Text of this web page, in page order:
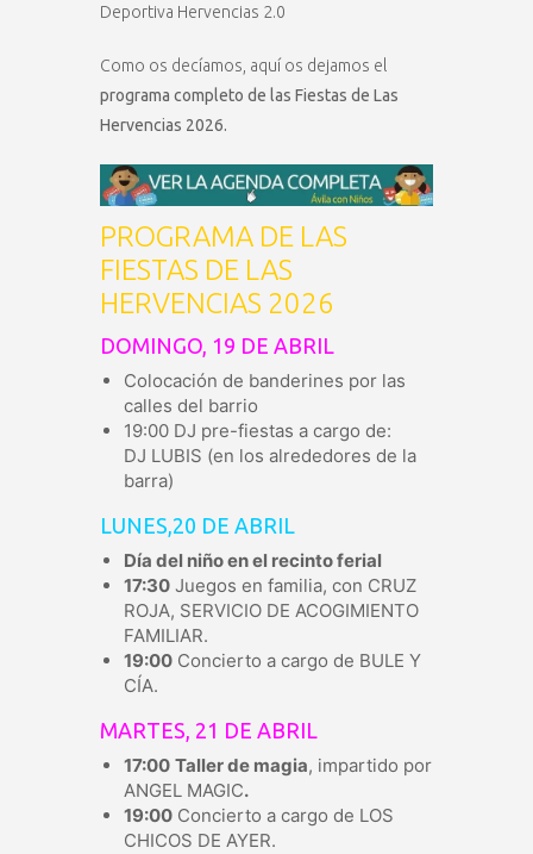
Deportiva Hervencias 2.0
Como os decíamos, aquí os dejamos el
programa completo de las Fiestas de Las
Hervencias 2026.
PROGRAMA DE LAS
FIESTAS DE LAS
HERVENCIAS 2026
DOMINGO, 19 DE ABRIL
Colocación de banderines por las
calles del barrio
19:00 DJ pre-fiestas a cargo de:
DJ LUBIS (en los alrededores de la
barra)
LUNES,20 DE ABRIL
Día del niño en el recinto ferial
17:30 Juegos en familia, con CRUZ
ROJA, SERVICIO DE ACOGIMIENTO
FAMILIAR.
19:00 Concierto a cargo de BULE Y
CÍA.
MARTES, 21 DE ABRIL
17:00 Taller de magia, impartido por
ANGEL MAGIC.
19:00 Concierto a cargo de LOS
CHICOS DE AYER.